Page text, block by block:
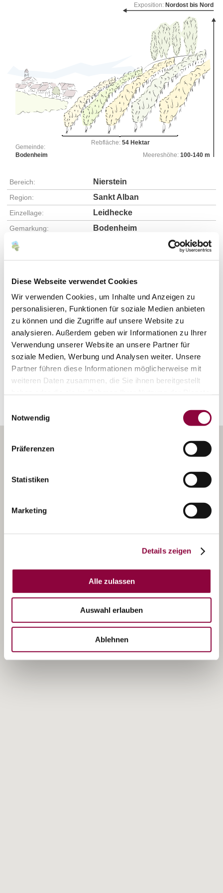
Diese Webseite verwendet Cookies
Wir verwenden Cookies, um Inhalte und Anzeigen zu
personalisieren, Funktionen für soziale Medien anbieten
zu können und die Zugriffe auf unsere Website zu
analysieren. Außerdem geben wir Informationen zu Ihrer
Verwendung unserer Website an unsere Partner für
soziale Medien, Werbung und Analysen weiter. Unsere
Partner führen diese Informationen möglicherweise mit
weiteren Daten zusammen, die Sie ihnen bereitgestellt
Notwendig
Präferenzen
Statistiken
Marketing
Details zeigen
Alle zulassen
Auswahl erlauben
Ablehnen
Rebfläche:54 Hektar
Gemeinde:
Bodenheim
Meereshöhe: 100-140 m
Exposition: Nordost bis Nord
Bereich: Nierstein
Region: Sankt Alban
Einzellage: Leidhecke
Gemarkung: Bodenheim
MERGEL/PARARENDZINA
MERGEL/PELOSOL
Erkunden Sie die Umgebung